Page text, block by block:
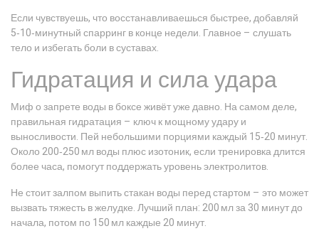
Если чувствуешь, что восстанавливаешься быстрее, добавляй
5‑10‑минутный спарринг в конце недели. Главное – слушать
тело и избегать боли в суставах.
Гидратация и сила удара
Миф о запрете воды в боксе живёт уже давно. На самом деле,
правильная гидратация – ключ к мощному удару и
выносливости. Пей небольшими порциями каждый 15‑20 минут.
Около 200‑250 мл воды плюс изотоник, если тренировка длится
более часа, помогут поддержать уровень электролитов.
Не стоит залпом выпить стакан воды перед стартом – это может
вызвать тяжесть в желудке. Лучший план: 200 мл за 30 минут до
начала, потом по 150 мл каждые 20 минут.